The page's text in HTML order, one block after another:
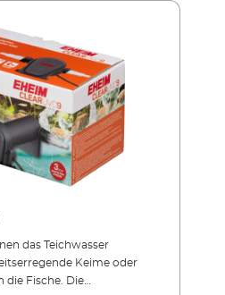
auch in Verbindung mit
Sets
das Teich­­wasser
Keime oder
die Fische. Die